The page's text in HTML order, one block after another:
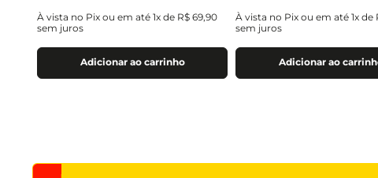
À vista no Pix ou em até 1x de R$ 69,90
sem juros
Adicionar ao carrinho
À vista no Pix ou em até 1x de
sem juros
Adicionar ao